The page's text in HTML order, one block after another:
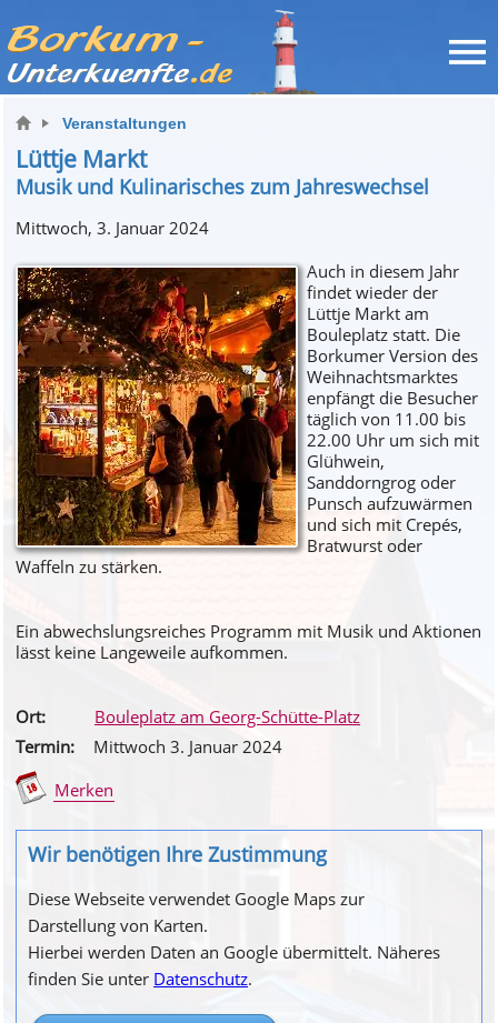
Veranstaltungen
Lüttje Markt
Musik und Kulinarisches zum Jahreswechsel
Mittwoch, 3. Januar 2024
Auch in diesem Jahr
findet wieder der
Lüttje Markt am
Bouleplatz statt. Die
Borkumer Version des
Weihnachtsmarktes
enpfängt die Besucher
täglich von 11.00 bis
22.00 Uhr um sich mit
Glühwein,
Sanddorngrog oder
Punsch aufzuwärmen
und sich mit Crepés,
Bratwurst oder
Waffeln zu stärken.
Ein abwechslungsreiches Programm mit Musik und Aktionen
lässt keine Langeweile aufkommen.
Ort:
Bouleplatz am Georg-Schütte-Platz
Termin:
Mittwoch 3. Januar 2024
Merken
Wir benötigen Ihre Zustimmung
Diese Webseite verwendet Google Maps zur
Darstellung von Karten.
Hierbei werden Daten an Google übermittelt. Näheres
finden Sie unter Datenschutz.